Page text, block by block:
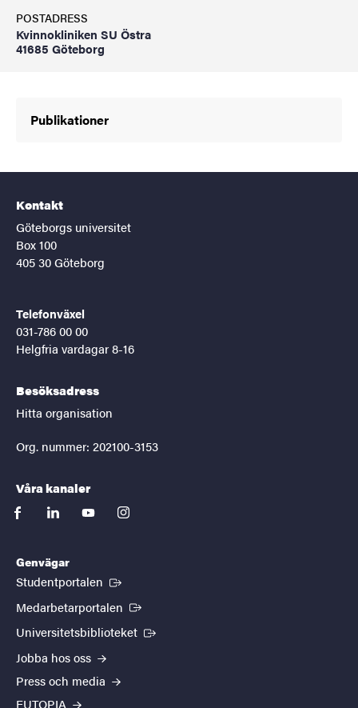
POSTADRESS
Kvinnokliniken SU Östra
41685 Göteborg
Publikationer
Kontakt
Göteborgs universitet
Box 100
405 30 Göteborg
Telefonväxel
031-786 00 00
Helgfria vardagar 8-16
Besöksadress
Hitta organisation
Org. nummer: 202100-3153
Våra kanaler
facebooklinkedinyoutubeinstagram
Genvägar
Studentportalen (Extern länk)
Medarbetarportalen (Extern länk)
Universitetsbiblioteket (Extern länk)
Jobba hos oss
Press och media
EUTOPIA